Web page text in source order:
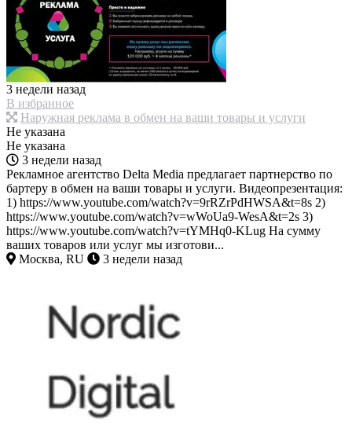
3 недели назад
В избранное
Наружная реклама в обмен на ваши товары и услуги
Не указана
Не указана
3 недели назад
Рекламное агентство Delta Media предлагает партнерство по
бартеру в обмен на ваши товары и услуги. Видеопрезентация:
1) https://www.youtube.com/watch?v=9rRZrPdHWSA&t=8s 2)
https://www.youtube.com/watch?v=wWoUa9-WesA&t=2s 3)
https://www.youtube.com/watch?v=tYMHq0-KLug На сумму
ваших товаров или услуг мы изготови...
Москва, RU
3 недели назад